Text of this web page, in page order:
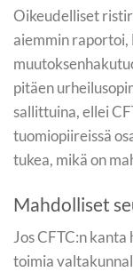
Oikeudelliset
aiemmin
pitäen
sallittuina, ellei
tuomiopiireissä
tukea, mikä on
Mahdolliset
Jos CFTC:n
toimia